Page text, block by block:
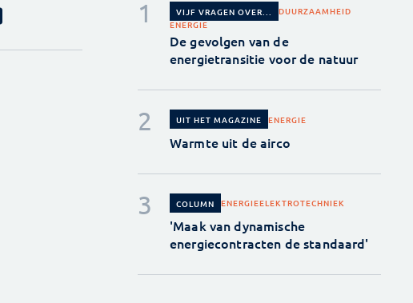
VIJF VRAGEN OVER...
DUURZAAMHEID
ENERGIE
De gevolgen van de
energietransitie voor de natuur
UIT HET MAGAZINE ENERGIE
Warmte uit de airco
COLUMN ENERGIEELEKTROTECHNIEK
'Maak van dynamische
energiecontracten de standaard'